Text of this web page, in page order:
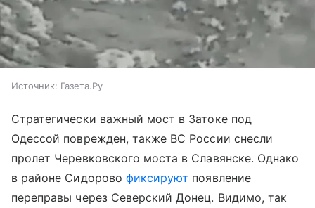
Источник: Газета.Ру
Стратегически важный мост в Затоке под
Одессой поврежден, также ВС России снесли
пролет Черевковского моста в Славянске. Однако
в районе Сидорово фиксируют появление
переправы через Северский Донец. Видимо, так